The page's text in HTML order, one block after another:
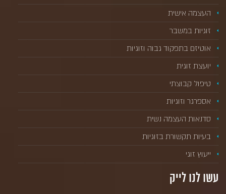
העצמה אישית
זוגיות במשבר
אוטיזם בתפקוד גבוה וזוגיות
יועצת זוגית
טיפול קבוצתי
אספרגר וזוגיות
סדנאות העצמה נשית
בעיות תקשורת בזוגיות
ייעוץ זוגי
עשו לנו לייק